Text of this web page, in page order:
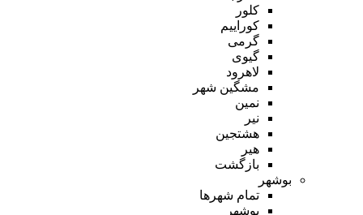
کلور
کوراییم
گرمی
گیوی
لاهرود
مشگین شهر
نمین
نیر
هشتجین
هیر
بازگشت
بوشهر
تمام شهر‌ها
بوشهر